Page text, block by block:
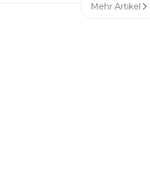
Mehr Artikel